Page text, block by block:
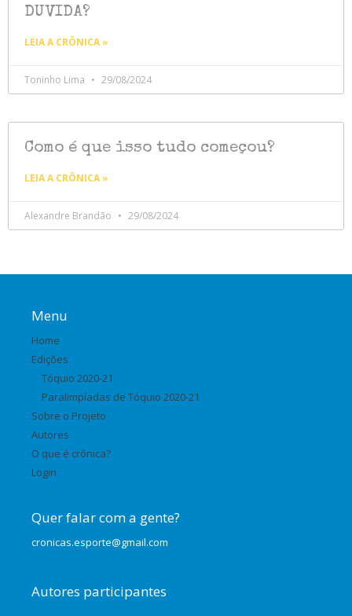
DUVIDA?
LEIA A CRÔNICA »
Toninho Lima 29/08/2024
Como é que isso tudo começou?
LEIA A CRÔNICA »
Alexandre Brandão 29/08/2024
Menu
Home
Edições
Tóquio 2020-21
Paralimpíadas de Tóquio 2020-21
Sobre o Projeto
Autores
O que é crônica?
Login
Quer falar com a gente?
cronicas.esporte@gmail.com
Autores participantes